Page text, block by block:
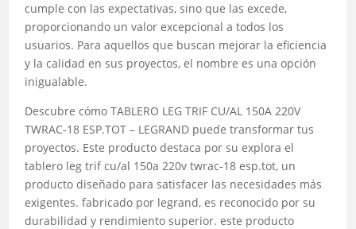
cumple con las expectativas, sino que las excede,
proporcionando un valor excepcional a todos los
usuarios. Para aquellos que buscan mejorar la eficiencia
y la calidad en sus proyectos, el nombre es una opción
inigualable.
Descubre cómo TABLERO LEG TRIF CU/AL 150A 220V
TWRAC-18 ESP.TOT – LEGRAND puede transformar tus
proyectos. Este producto destaca por su explora el
tablero leg trif cu/al 150a 220v twrac-18 esp.tot, un
producto diseñado para satisfacer las necesidades más
exigentes. fabricado por legrand, es reconocido por su
durabilidad y rendimiento superior. este producto